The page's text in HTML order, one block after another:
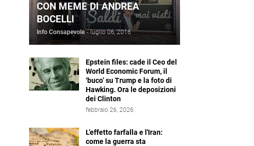
CON MEME DI ANDREA
BOCELLI
Info Consapevole - luglio 06, 2016
Epstein files: cade il Ceo del
World Economic Forum, il
‘buco’ su Trump e la foto di
Hawking. Ora le deposizioni
dei Clinton
febbraio 26, 2026
L’effetto farfalla e l'Iran:
come la guerra sta